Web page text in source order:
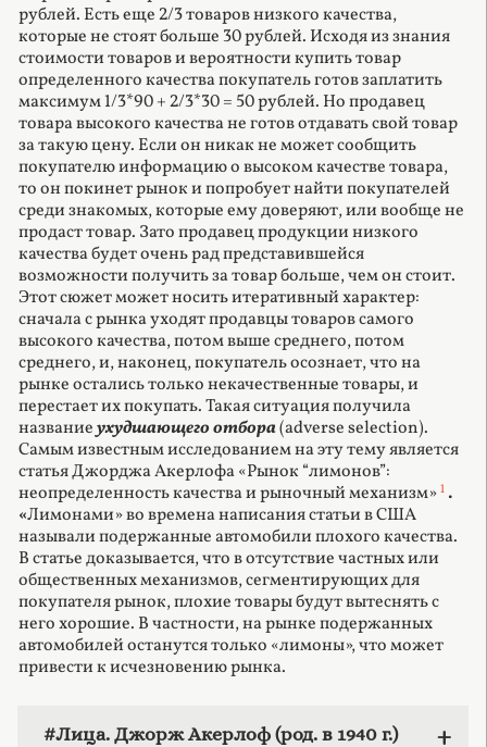
рублей. Есть еще 2/3 товаров низкого качества,
которые не стоят больше 30 рублей. Исходя из знания
стоимости товаров и вероятности купить товар
определенного качества покупатель готов заплатить
максимум 1/3*90 + 2/3*30 = 50 рублей. Но продавец
товара высокого качества не готов отдавать свой товар
за такую цену. Если он никак не может сообщить
покупателю информацию о высоком качестве товара,
то он покинет рынок и попробует найти покупателей
среди знакомых, которые ему доверяют, или вообще не
продаст товар. Зато продавец продукции низкого
качества будет очень рад представившейся
возможности получить за товар больше, чем он стоит.
Этот сюжет может носить итеративный характер:
сначала с рынка уходят продавцы товаров самого
высокого качества, потом выше среднего, потом
среднего, и, наконец, покупатель осознает, что на
рынке остались только некачественные товары, и
перестает их покупать. Такая ситуация получила
названиеухудшающего отбора(adverse selection).
Самым известным исследованием на эту тему является
статья Джорджа Акерлофа «Рынок “лимонов”:
неопределенность качества и рыночный механизм»1 .
«Лимонами» во времена написания статьи в США
называли подержанные автомобили плохого качества.
В статье доказывается, что в отсутствие частных или
общественных механизмов, сегментирующих для
покупателя рынок, плохие товары будут вытеснять с
него хорошие. В частности, на рынке подержанных
автомобилей останутся только «лимоны», что может
привести к исчезновению рынка.
#Лица. Джорж Акерлоф (род. в 1940 г.)